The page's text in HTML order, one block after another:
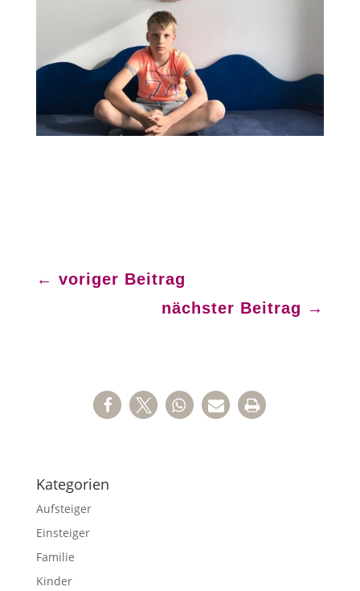
← voriger Beitrag
nächster Beitrag →
Kategorien
Aufsteiger
Einsteiger
Familie
Kinder